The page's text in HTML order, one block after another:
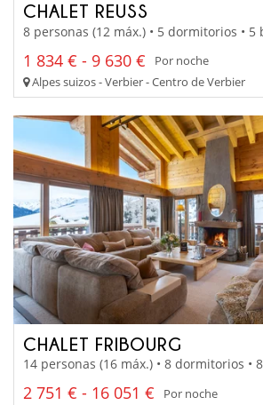
CHALET REUSS
8 personas (12 máx.) • 5 dormitorios • 5
1 834 € - 9 630 €
Por noche
Alpes suizos - Verbier - Centro de Verbier
CHALET FRIBOURG
14 personas (16 máx.) • 8 dormitorios •
2 751 € - 16 051 €
Por noche